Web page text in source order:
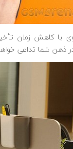
ذهن شما تداعی